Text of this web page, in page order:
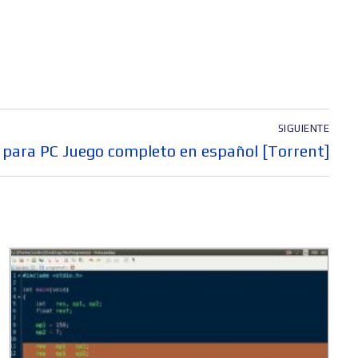
SIGUIENTE
PC Juego completo en español [Torrent]